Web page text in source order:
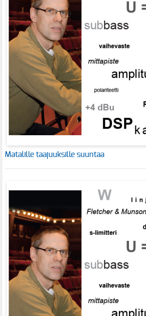
Matalille taajuuksille suuntaa